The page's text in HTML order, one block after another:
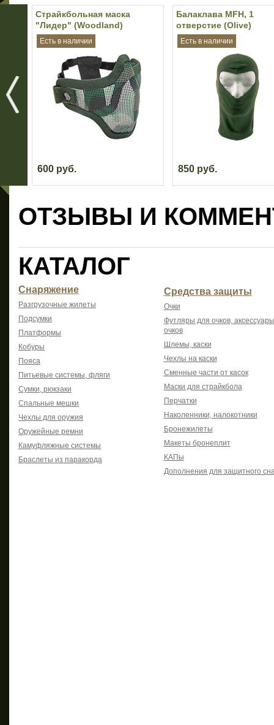
Страйкбольная маска
"Лидер" (Woodland)
Есть в наличии
600 руб.
Балаклава MFH, 1
отверстие (Olive)
Есть в наличии
850 руб.
ОТЗЫВЫ И
КАТАЛОГ
Снаряжение
Разгрузочные жилеты
Подсумки
Платформы
Кобуры
Пояса
Питьевые системы, фляги
Сумки, рюкзаки
Спальные мешки
Чехлы для оружия
Оружейные ремни
Камуфляжные системы
Браслеты из паракорда
Средства защиты
Очки
Футляры для очков,
очков
Шлемы, каски
Чехлы на каски
Сменные части от касок
Маски для страйкбола
Перчатки
Наколенники, налокотники
Бронежилеты
Макеты бронеплит
КАПы
Дополнения для защитного